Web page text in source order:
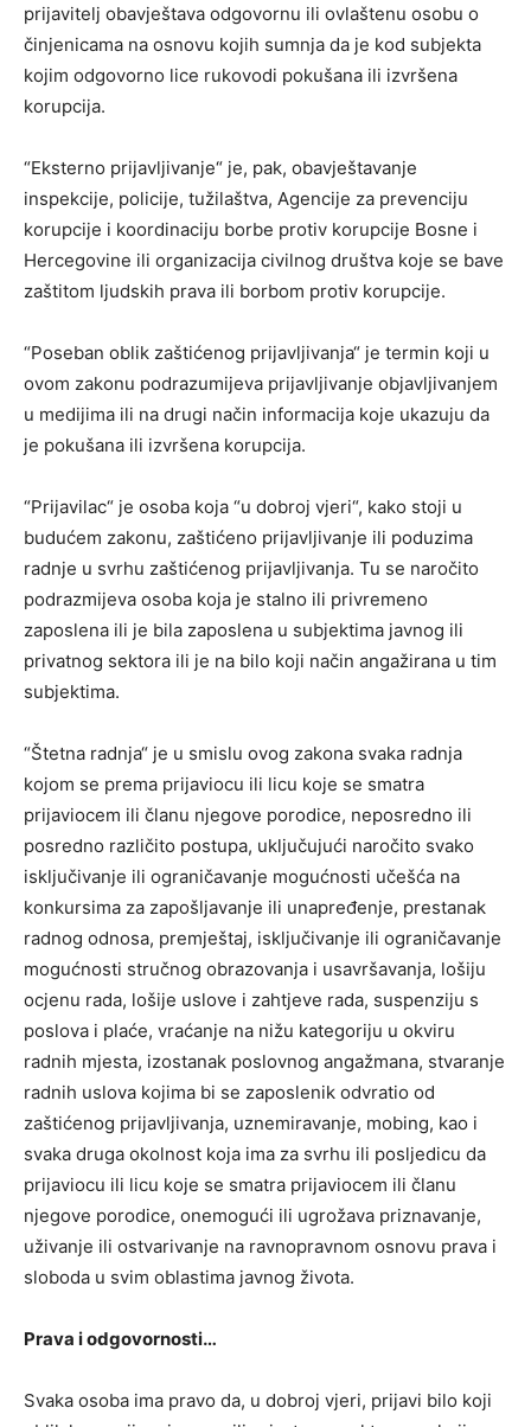
prijavitelj obavještava odgovornu ili ovlaštenu osobu o
činjenicama na osnovu kojih sumnja da je kod subjekta
kojim odgovorno lice rukovodi pokušana ili izvršena
korupcija.
“Eksterno prijavljivanje“ je, pak, obavještavanje
inspekcije, policije, tužilaštva, Agencije za prevenciju
korupcije i koordinaciju borbe protiv korupcije Bosne i
Hercegovine ili organizacija civilnog društva koje se bave
zaštitom ljudskih prava ili borbom protiv korupcije.
“Poseban oblik zaštićenog prijavljivanja“ je termin koji u
ovom zakonu podrazumijeva prijavljivanje objavljivanjem
u medijima ili na drugi način informacija koje ukazuju da
je pokušana ili izvršena korupcija.
“Prijavilac“ je osoba koja “u dobroj vjeri“, kako stoji u
budućem zakonu, zaštićeno prijavljivanje ili poduzima
radnje u svrhu zaštićenog prijavljivanja. Tu se naročito
podrazmijeva osoba koja je stalno ili privremeno
zaposlena ili je bila zaposlena u subjektima javnog ili
privatnog sektora ili je na bilo koji način angažirana u tim
subjektima.
“Štetna radnja“ je u smislu ovog zakona svaka radnja
kojom se prema prijaviocu ili licu koje se smatra
prijaviocem ili članu njegove porodice, neposredno ili
posredno različito postupa, uključujući naročito svako
isključivanje ili ograničavanje mogućnosti učešća na
konkursima za zapošljavanje ili unapređenje, prestanak
radnog odnosa, premještaj, isključivanje ili ograničavanje
mogućnosti stručnog obrazovanja i usavršavanja, lošiju
ocjenu rada, lošije uslove i zahtjeve rada, suspenziju s
poslova i plaće, vraćanje na nižu kategoriju u okviru
radnih mjesta, izostanak poslovnog angažmana, stvaranje
radnih uslova kojima bi se zaposlenik odvratio od
zaštićenog prijavljivanja, uznemiravanje, mobing, kao i
svaka druga okolnost koja ima za svrhu ili posljedicu da
prijaviocu ili licu koje se smatra prijaviocem ili članu
njegove porodice, onemogući ili ugrožava priznavanje,
uživanje ili ostvarivanje na ravnopravnom osnovu prava i
sloboda u svim oblastima javnog života.
Prava i odgovornosti…
Svaka osoba ima pravo da, u dobroj vjeri, prijavi bilo koji